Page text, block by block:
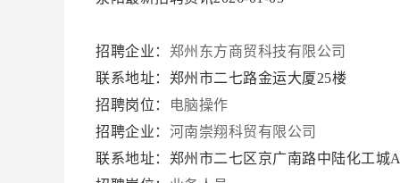
招聘企业： 郑州东方商贸科技有限公司
联系地址：郑州市二七路金运大厦25楼
招聘岗位：
电脑操作
招聘企业： 河南崇翔科贸有限公司
联系地址：郑州市二七区京广南路中陆化工城